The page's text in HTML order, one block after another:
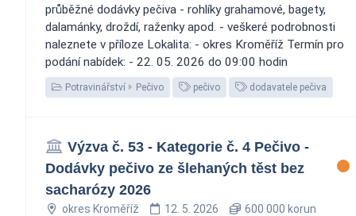
průběžné dodávky pečiva - rohlíky grahamové, bagety,
dalamánky, droždí, raženky apod. - veškeré podrobnosti
naleznete v příloze Lokalita: - okres Kroměříž Termín pro
podání nabídek: - 22. 05. 2026 do 09:00 hodin
Potravinářství Pečivo pečivo dodavatele pečiva
Výzva č. 53 - Kategorie č. 4 Pečivo -
Dodávky pečivo ze šlehaných těst bez
sacharózy 2026
okres Kroměříž 12. 5. 2026 600 000 korun